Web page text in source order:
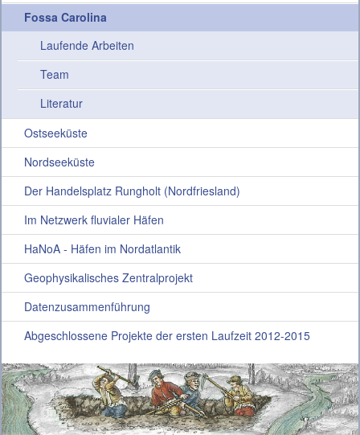
Fossa Carolina
Laufende Arbeiten
Team
Literatur
Ostseeküste
Nordseeküste
Der Handelsplatz Rungholt (Nordfriesland)
Im Netzwerk fluvialer Häfen
HaNoA - Häfen im Nordatlantik
Geophysikalisches Zentralprojekt
Datenzusammenführung
Abgeschlossene Projekte der ersten Laufzeit 2012-2015